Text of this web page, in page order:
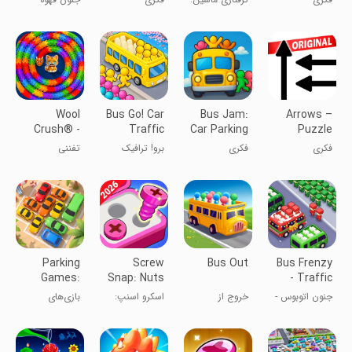
Games
Puzzle
Jam
Arrows –
Puzzle
Escape
فکری
Bus Jam:
Car Parking
Games
فکری
Bus Go! Car
Traffic
Jam
برو! ترافیک
Wool
Crush® -
Yarn Color
Sort
تفننی
Bus Frenzy
- Traffic
Jam
جنون اتوبوس -
Bus Out
خروج از
Screw
Snap: Nuts
& Bolts
Jam
اسکرو اسنپ:
و پیچ‌ها
Parking
Games:
Parking
Jam
بازی‌های
ترافیک پارک